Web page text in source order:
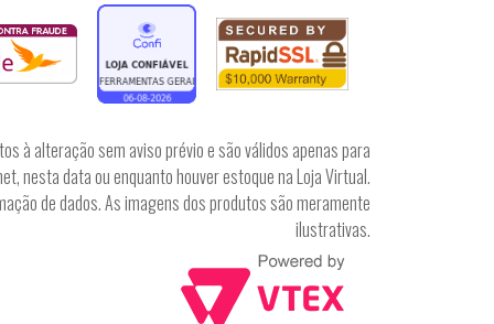
à alteração sem aviso prévio e são válidos apenas para
nesta data ou enquanto houver estoque na Loja Virtual.
de dados. As imagens dos produtos são meramente
ilustrativas.